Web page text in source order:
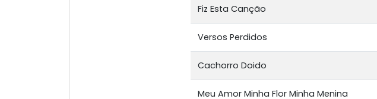
Fiz Esta Canção
Versos Perdidos
Cachorro Doido
Meu Amor Minha Flor Minha Menina